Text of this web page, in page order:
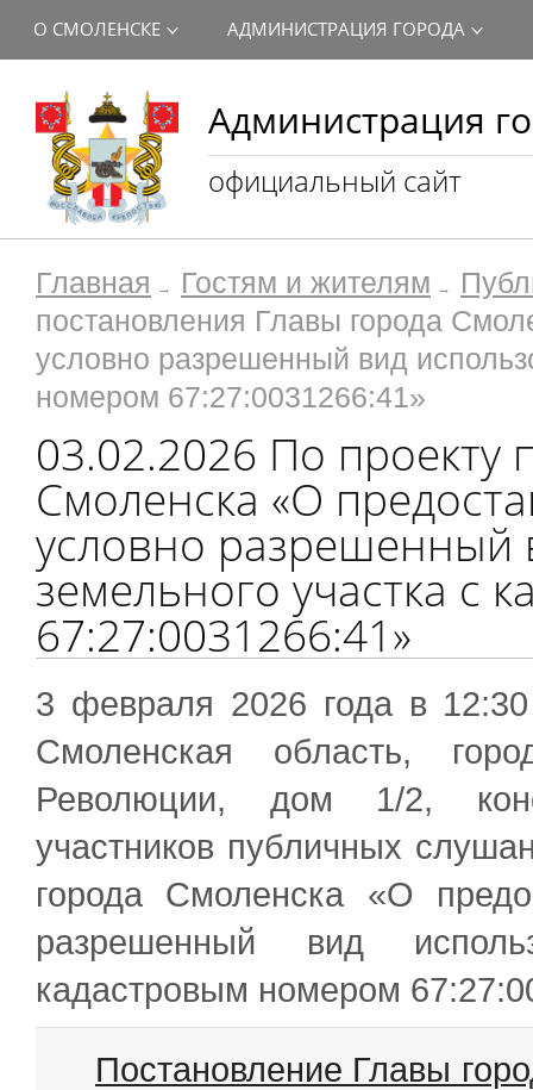
Администрация
официальный сайт
О СМОЛЕНСКЕ АДМИНИСТРАЦИЯ ГОРОДА
Главная Гостям и жителям
постановления Главы города
условно разрешенный вид
номером 67:27:0031266:41»
03.02.2026 По проекту
Смоленска «О
условно разрешенный
земельного участка с
67:27:0031266:41»
3 февраля 2026 года в
Смоленская область,
Революции, дом 1/2,
участников публичных
города Смоленска «О
разрешенный вид
кадастровым номером
Постановление Главы